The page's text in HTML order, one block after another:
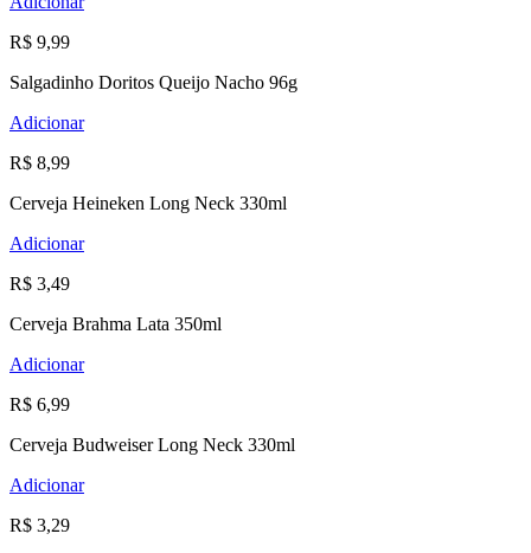
R$ 9,99
Salgadinho Doritos Queijo Nacho 96g
Adicionar
R$ 8,99
Cerveja Heineken Long Neck 330ml
Adicionar
R$ 3,49
Cerveja Brahma Lata 350ml
Adicionar
R$ 6,99
Cerveja Budweiser Long Neck 330ml
Adicionar
R$ 3,29